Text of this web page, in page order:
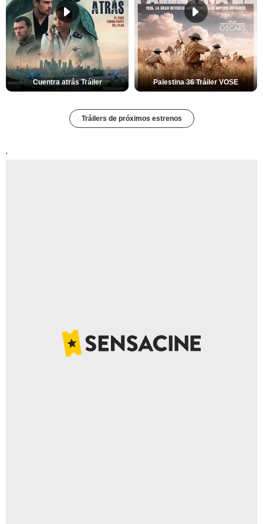
Cuentra atrás Tráiler Palestina 36 Tráiler VOSE
Tráilers de próximos estrenos
'